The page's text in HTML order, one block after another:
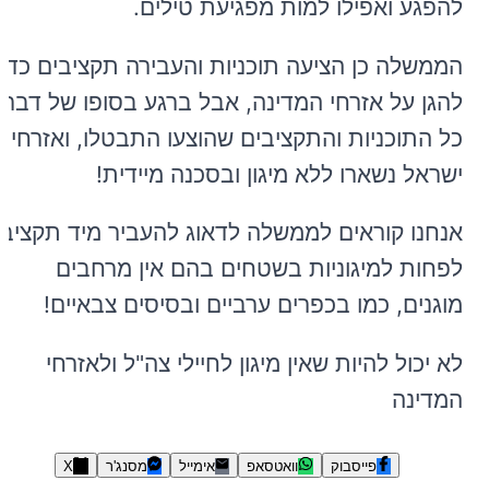
להפגע ואפילו למות מפגיעת טילים.
הממשלה כן הציעה תוכניות והעבירה תקציבים כדי
להגן על אזרחי המדינה, אבל ברגע בסופו של דבר
כל התוכניות והתקציבים שהוצעו התבטלו, ואזרחי
ישראל נשארו ללא מיגון ובסכנה מיידית!
אנחנו קוראים לממשלה לדאוג להעביר מיד תקציב
לפחות למיגוניות בשטחים בהם אין מרחבים
מוגנים, כמו בכפרים ערביים ובסיסים צבאיים!
לא יכול להיות שאין מיגון לחיילי צה"ל ולאזרחי
המדינה
פייסבוק וואטסאפ אימייל מסנג'ר X